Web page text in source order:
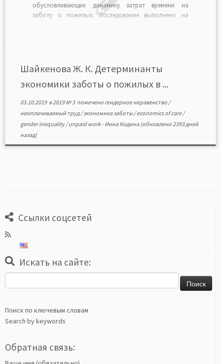
обусловливающих динамику затрат времени на
заботу о пожилых. Исследование выполнено на
анализ позволил выявить индивидуальные
характеристики респондентов мужского и женского
пола, а также характеристики […]
Шайкенова Ж. К. Детерминанты
экономики заботы о пожилых в ...
03.10.2019в2019 № 3 помечено гендерное неравенство /
неоплачиваемый труд/экономика заботы/economics of care/
gender inequality/unpaid work- Инна Кодина(обновлено 2393 дней
назад)
Ссылки соцсетей
Искать на сайте:
Поиск по ключевым словам
Search by keywords
Обратная связь: